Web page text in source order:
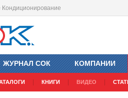
ЖУРНАЛ СОК КОМПАНИИ
КНИГИ ВИДЕО